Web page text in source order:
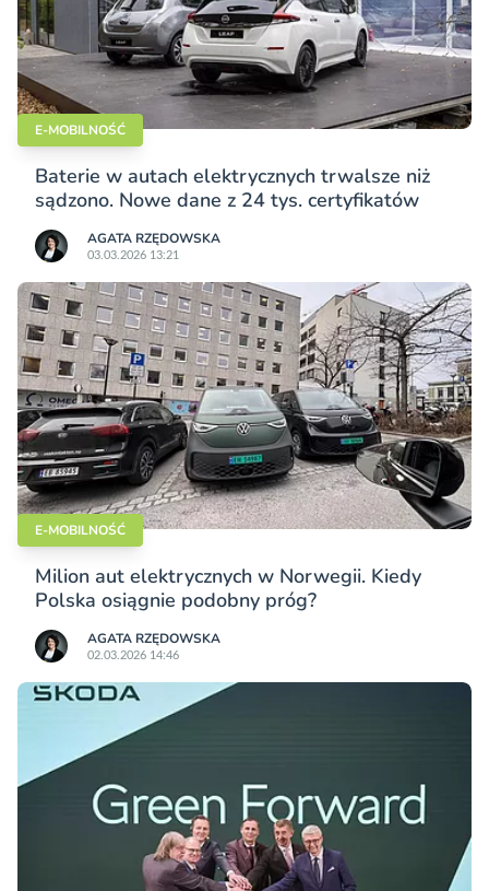
E-MOBILNOŚĆ
Baterie w autach elektrycznych trwalsze niż
sądzono. Nowe dane z 24 tys. certyfikatów
AGATA RZĘDOWSKA
03.03.2026 13:21
E-MOBILNOŚĆ
Milion aut elektrycznych w Norwegii. Kiedy
Polska osiągnie podobny próg?
AGATA RZĘDOWSKA
02.03.2026 14:46